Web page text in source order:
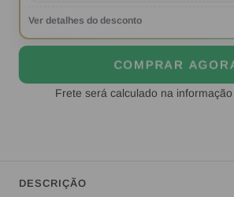
Ver detalhes do desconto
COMPRAR
Frete será calculado na
DESCRIÇÃO